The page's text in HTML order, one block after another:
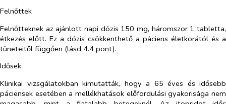
Felnőttek
Felnőtteknek az ajánlott napi dózis 150 mg, háromszor 1 tabletta,
étkezés előtt. Ez a dózis csökkenthető a páciens életkorától és a
tüneteitől függően (lásd 4.4 pont).
Idősek
Klinikai vizsgálatokban kimutatták, hogy a 65 éves és idősebb
páciensek esetében a mellékhatások előfordulási gyakorisága nem